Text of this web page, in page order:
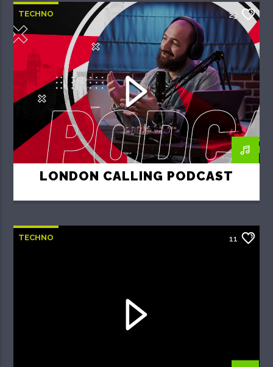
TECHNO 23
LONDON CALLING PODCAST
TECHNO 11